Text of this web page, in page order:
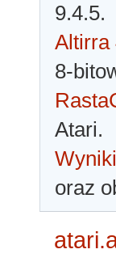
9.4.5.
Altirra
8-
Atari.
oraz